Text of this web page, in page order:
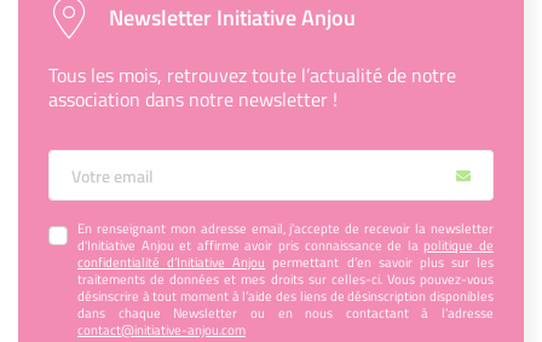
Newsletter Initiative Anjou
Tous les mois, retrouvez toute l’actualité de notre
association dans notre newsletter !
Votre Email
En renseignant mon adresse email, j’accepte de recevoir la newsletter
d'Initiative Anjou et affirme avoir pris connaissance de la politique de
confidentialité d’Initiative Anjou permettant d’en savoir plus sur les
traitements de données et mes droits sur celles-ci. Vous pouvez-vous
désinscrire à tout moment à l’aide des liens de désinscription disponibles
dans chaque Newsletter ou en nous contactant à l’adresse
contact@initiative-anjou.com